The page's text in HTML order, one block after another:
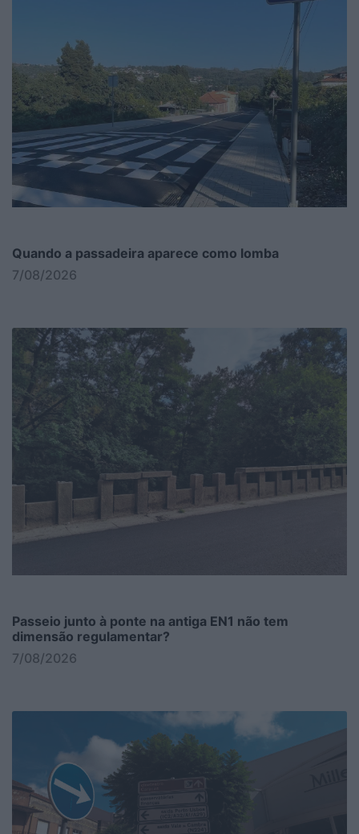
Quando a passadeira aparece como lomba
7/08/2026
Passeio junto à ponte na antiga EN1 não tem
dimensão regulamentar?
7/08/2026